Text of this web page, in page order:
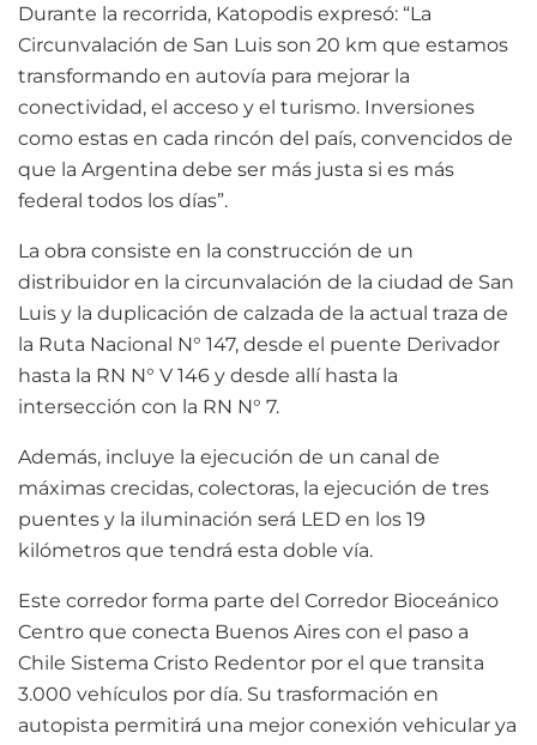
Durante la recorrida, Katopodis expresó: “La
Circunvalación de San Luis son 20 km que estamos
transformando en autovía para mejorar la
conectividad, el acceso y el turismo. Inversiones
como estas en cada rincón del país, convencidos de
que la Argentina debe ser más justa si es más
federal todos los días”.
La obra consiste en la construcción de un
distribuidor en la circunvalación de la ciudad de San
Luis y la duplicación de calzada de la actual traza de
la Ruta Nacional N° 147, desde el puente Derivador
hasta la RN N° V 146 y desde allí hasta la
intersección con la RN N° 7.
Además, incluye la ejecución de un canal de
máximas crecidas, colectoras, la ejecución de tres
puentes y la iluminación será LED en los 19
kilómetros que tendrá esta doble vía.
Este corredor forma parte del Corredor Bioceánico
Centro que conecta Buenos Aires con el paso a
Chile Sistema Cristo Redentor por el que transita
3.000 vehículos por día. Su trasformación en
autopista permitirá una mejor conexión vehicular ya